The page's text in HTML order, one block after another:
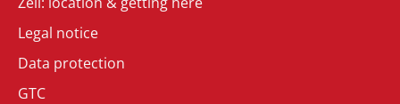
Legal notice
Data protection
GTC